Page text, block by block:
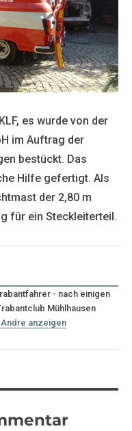
es wurde von der
im Auftrag der
bestückt. Das
Hilfe gefertigt. Als
der 2,80 m
für ein Steckleiterteil.
- nach einigen
Mühlhausen
anzeigen